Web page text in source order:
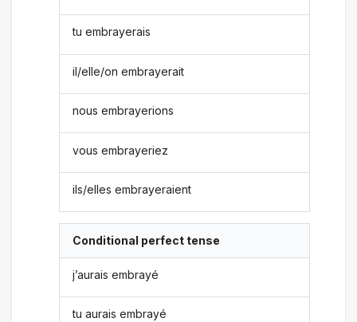
tu embrayerais
il/elle/on embrayerait
nous embrayerions
vous embrayeriez
ils/elles embrayeraient
Conditional perfect tense
j’aurais embrayé
tu aurais embrayé